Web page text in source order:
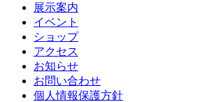
展示案内
イベント
ショップ
アクセス
お知らせ
お問い合わせ
個人情報保護方針